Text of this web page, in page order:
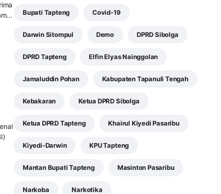
Bupati Tapteng Covid-19
Darwin Sitompul Demo DPRD Sibolga
DPRD Tapteng Elfin Elyas Nainggolan
Jamaluddin Pohan Kabupaten Tapanuli Tengah
Kebakaran Ketua DPRD Sibolga
Ketua DPRD Tapteng Khairul Kiyedi Pasaribu
Kiyedi-Darwin KPU Tapteng
Mantan Bupati Tapteng Masinton Pasaribu
Narkoba Narkotika